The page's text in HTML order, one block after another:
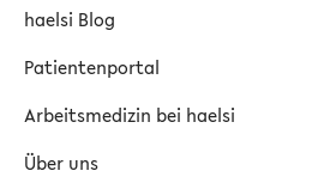
haelsi Blog
Patientenportal
Arbeitsmedizin bei haelsi
Über uns